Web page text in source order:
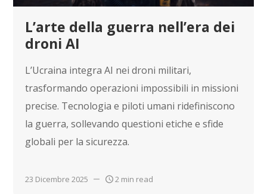
L’arte della guerra nell’era dei
droni AI
L’Ucraina integra AI nei droni militari,
trasformando operazioni impossibili in missioni
precise. Tecnologia e piloti umani ridefiniscono
la guerra, sollevando questioni etiche e sfide
globali per la sicurezza.
23 Dicembre 2025 2 min read